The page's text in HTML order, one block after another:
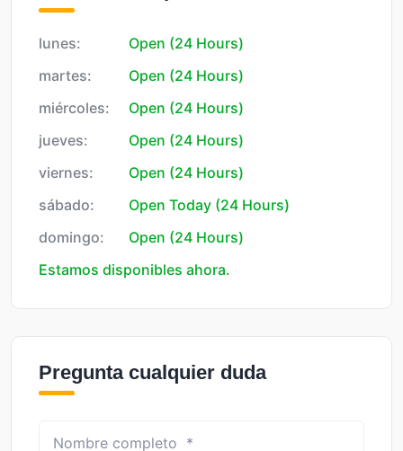
lunes:
Open (24 Hours)
martes:
Open (24 Hours)
miércoles:
Open (24 Hours)
jueves:
Open (24 Hours)
viernes:
Open (24 Hours)
sábado:
Open Today (24 Hours)
domingo:
Open (24 Hours)
Estamos disponibles ahora.
Pregunta cualquier duda